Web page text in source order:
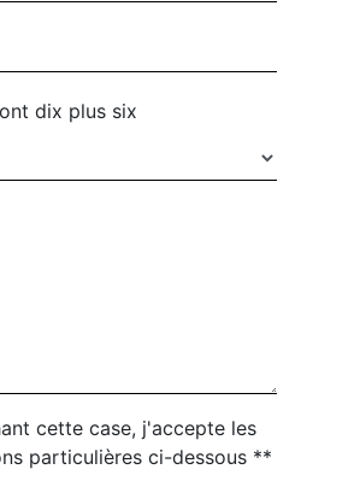
dix plus six
cette case, j'accepte les
particulières ci-dessous **